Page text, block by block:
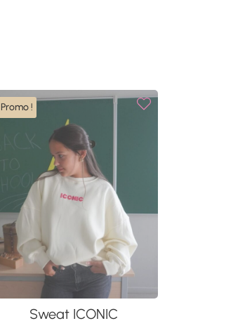
Promo !
Sweat ICONIC